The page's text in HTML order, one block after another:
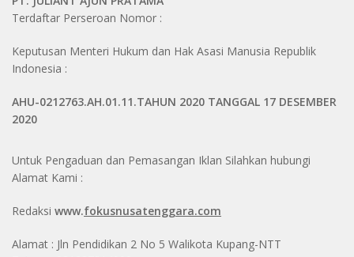
Terdaftar Perseroan Nomor :
Keputusan Menteri Hukum dan Hak Asasi Manusia Republik
Indonesia :
AHU-0212763.AH.01.11.TAHUN 2020 TANGGAL 17 DESEMBER
2020
Untuk Pengaduan dan Pemasangan Iklan Silahkan hubungi
Alamat Kami :
Redaksi www.fokusnusatenggara.com
Alamat : Jln Pendidikan 2 No 5 Walikota Kupang-NTT